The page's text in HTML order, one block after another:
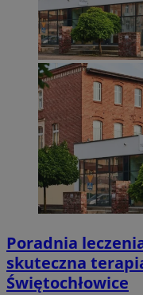
Poradnia
skuteczna
Świętochłowice